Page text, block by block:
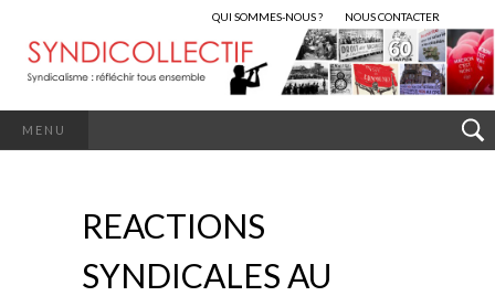
QUI SOMMES-NOUS ? NOUS CONTACTER
MENU
REACTIONS
SYNDICALES AU